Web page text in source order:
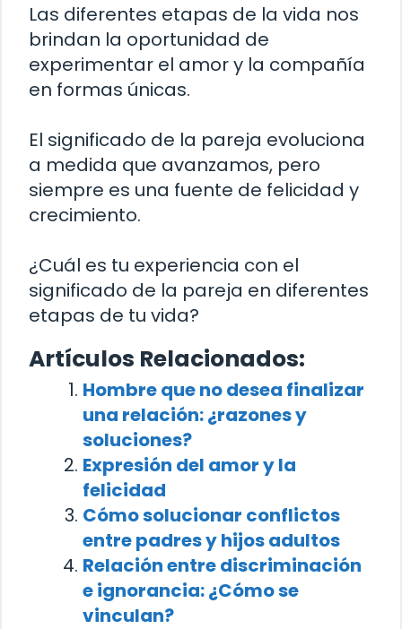
Las diferentes etapas de la vida nos
brindan la oportunidad de
experimentar el amor y la compañía
en formas únicas.
El significado de la pareja evoluciona
a medida que avanzamos, pero
siempre es una fuente de felicidad y
crecimiento.
¿Cuál es tu experiencia con el
significado de la pareja en diferentes
etapas de tu vida?
Artículos Relacionados:
Hombre que no desea finalizar
una relación: ¿razones y
soluciones?
Expresión del amor y la
felicidad
Cómo solucionar conflictos
entre padres y hijos adultos
Relación entre discriminación
e ignorancia: ¿Cómo se
vinculan?